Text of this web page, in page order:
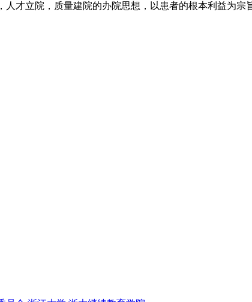
才立院，质量建院的办院思想，以患者的根本利益为宗